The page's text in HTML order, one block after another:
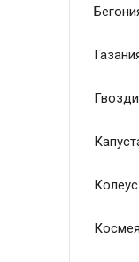
Колеус
Космея